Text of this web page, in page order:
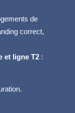
de
correct,
et ligne T2: